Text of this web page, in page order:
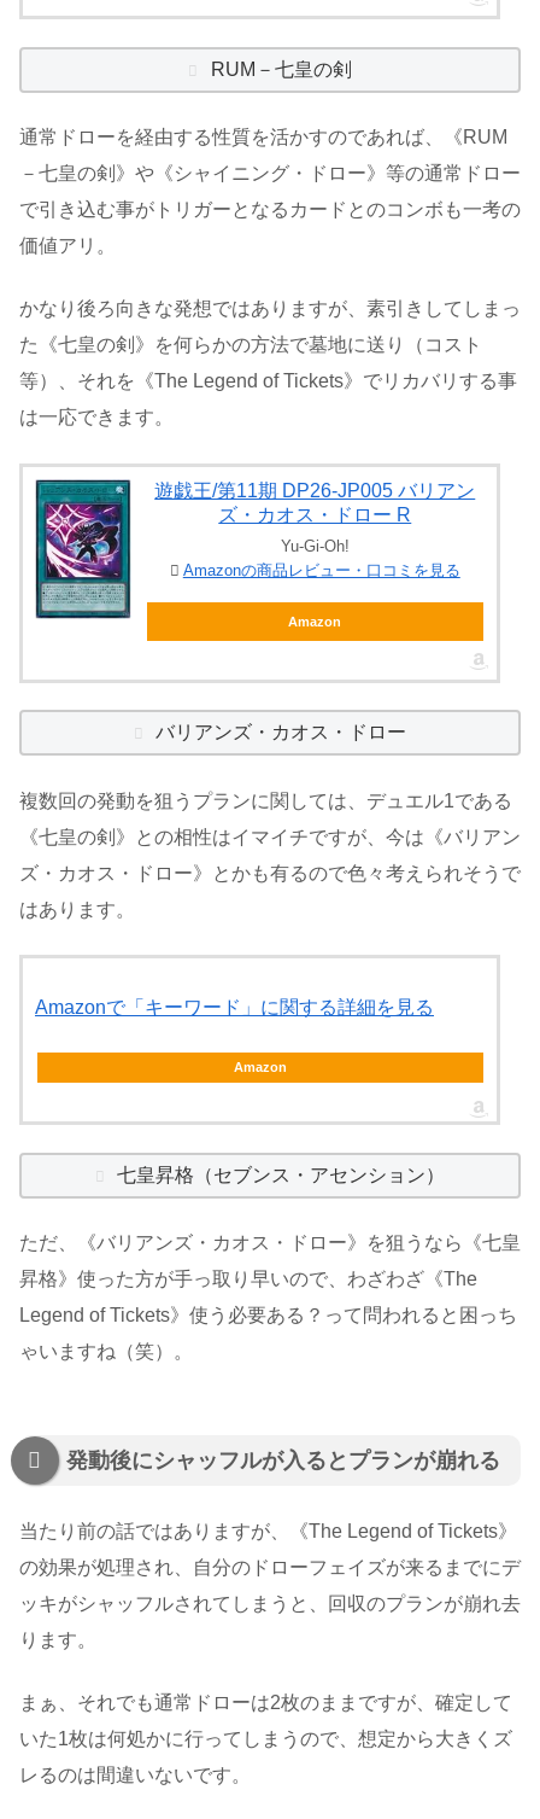
RUM－七皇の剣
通常ドローを経由する性質を活かすのであれば、《RUM
－七皇の剣》や《シャイニング・ドロー》等の通常ドロー
で引き込む事がトリガーとなるカードとのコンボも一考の
価値アリ。
かなり後ろ向きな発想ではありますが、素引きしてしまっ
た《七皇の剣》を何らかの方法で墓地に送り（コスト
等）、それを《The Legend of Tickets》でリカバリする事
は一応できます。
遊戯王/第11期 DP26-JP005 バリアン
ズ・カオス・ドロー R
Yu-Gi-Oh!
Amazonの商品レビュー・口コミを見る
Amazon
バリアンズ・カオス・ドロー
複数回の発動を狙うプランに関しては、デュエル1である
《七皇の剣》との相性はイマイチですが、今は《バリアン
ズ・カオス・ドロー》とかも有るので色々考えられそうで
はあります。
Amazonで「キーワード」に関する詳細を見る
Amazon
七皇昇格（セブンス・アセンション）
ただ、《バリアンズ・カオス・ドロー》を狙うなら《七皇
昇格》使った方が手っ取り早いので、わざわざ《The
Legend of Tickets》使う必要ある？って問われると困っち
ゃいますね（笑）。
発動後にシャッフルが入るとプランが崩れる
当たり前の話ではありますが、《The Legend of Tickets》
の効果が処理され、自分のドローフェイズが来るまでにデ
ッキがシャッフルされてしまうと、回収のプランが崩れ去
ります。
まぁ、それでも通常ドローは2枚のままですが、確定して
いた1枚は何処かに行ってしまうので、想定から大きくズ
レるのは間違いないです。